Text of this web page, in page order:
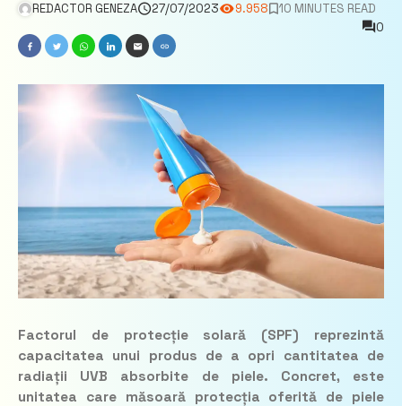
REDACTOR GENEZA 27/07/2023 9.958
10 MINUTES READ
0
Factorul de protecție solară (SPF) reprezintă
capacitatea unui produs de a opri cantitatea de
radiații UVB absorbite de piele. Concret, este
unitatea care măsoară protecția oferită de piele